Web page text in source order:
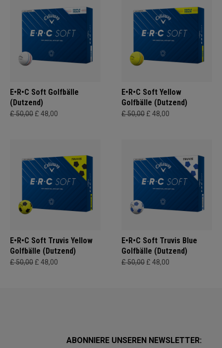
E•R•C Soft Golfbälle
(Dutzend)
£ 50,00 £ 48,00
E•R•C Soft Yellow
Golfbälle (Dutzend)
£ 50,00 £ 48,00
E•R•C Soft Truvis Yellow
Golfbälle (Dutzend)
£ 50,00 £ 48,00
E•R•C Soft Truvis Blue
Golfbälle (Dutzend)
£ 50,00 £ 48,00
ABONNIERE UNSEREN NEWSLETTER: